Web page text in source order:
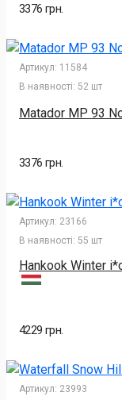
3376 грн.
Артикул: 11584
В наявності: 52 шт
Matador MP 93
3376 грн.
Артикул: 23166
В наявності: 55 шт
Hankook Winter
4229 грн.
Артикул: 23993